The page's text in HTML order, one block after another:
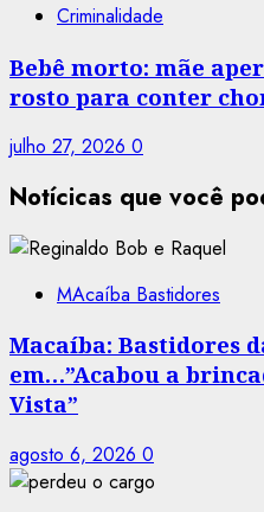
Criminalidade
Bebê morto: mãe
rosto para conter
julho 27, 2026 0
Notícicas que você
MAcaíba Bastidores
Macaíba: Bastidores
em…”Acabou a
Vista”
agosto 6, 2026 0